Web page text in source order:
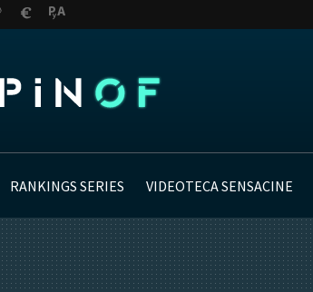
RANKINGS SERIES VIDEOTECA SENSACINE